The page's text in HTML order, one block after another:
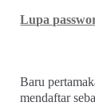
Lupa
Baru
mendaftar